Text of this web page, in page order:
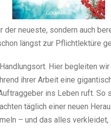
der neueste, sondern auch
längst zur Pflichtlektüre
Hier begleiten
ihrer Arbeit eine
ins Leben ruft. So
täglich einer neuen
– und das alles